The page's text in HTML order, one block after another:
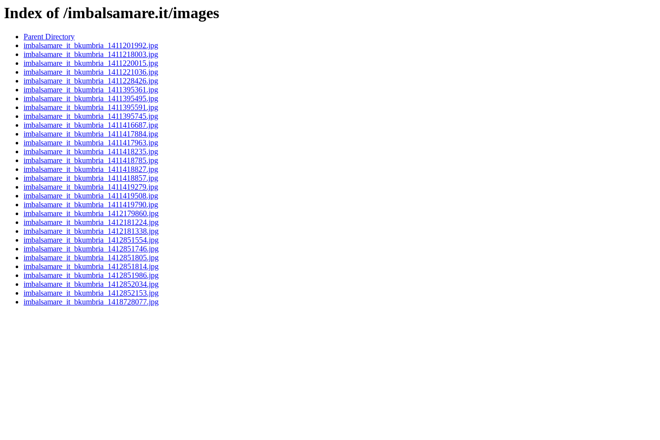
Index of /imbalsamare.it/images
Parent Directory
imbalsamare_it_bkumbria_1411201992.jpg
imbalsamare_it_bkumbria_1411218003.jpg
imbalsamare_it_bkumbria_1411220015.jpg
imbalsamare_it_bkumbria_1411221036.jpg
imbalsamare_it_bkumbria_1411228426.jpg
imbalsamare_it_bkumbria_1411395361.jpg
imbalsamare_it_bkumbria_1411395495.jpg
imbalsamare_it_bkumbria_1411395591.jpg
imbalsamare_it_bkumbria_1411395745.jpg
imbalsamare_it_bkumbria_1411416687.jpg
imbalsamare_it_bkumbria_1411417884.jpg
imbalsamare_it_bkumbria_1411417963.jpg
imbalsamare_it_bkumbria_1411418235.jpg
imbalsamare_it_bkumbria_1411418785.jpg
imbalsamare_it_bkumbria_1411418827.jpg
imbalsamare_it_bkumbria_1411418857.jpg
imbalsamare_it_bkumbria_1411419279.jpg
imbalsamare_it_bkumbria_1411419508.jpg
imbalsamare_it_bkumbria_1411419790.jpg
imbalsamare_it_bkumbria_1412179860.jpg
imbalsamare_it_bkumbria_1412181224.jpg
imbalsamare_it_bkumbria_1412181338.jpg
imbalsamare_it_bkumbria_1412851554.jpg
imbalsamare_it_bkumbria_1412851746.jpg
imbalsamare_it_bkumbria_1412851805.jpg
imbalsamare_it_bkumbria_1412851814.jpg
imbalsamare_it_bkumbria_1412851986.jpg
imbalsamare_it_bkumbria_1412852034.jpg
imbalsamare_it_bkumbria_1412852153.jpg
imbalsamare_it_bkumbria_1418728077.jpg